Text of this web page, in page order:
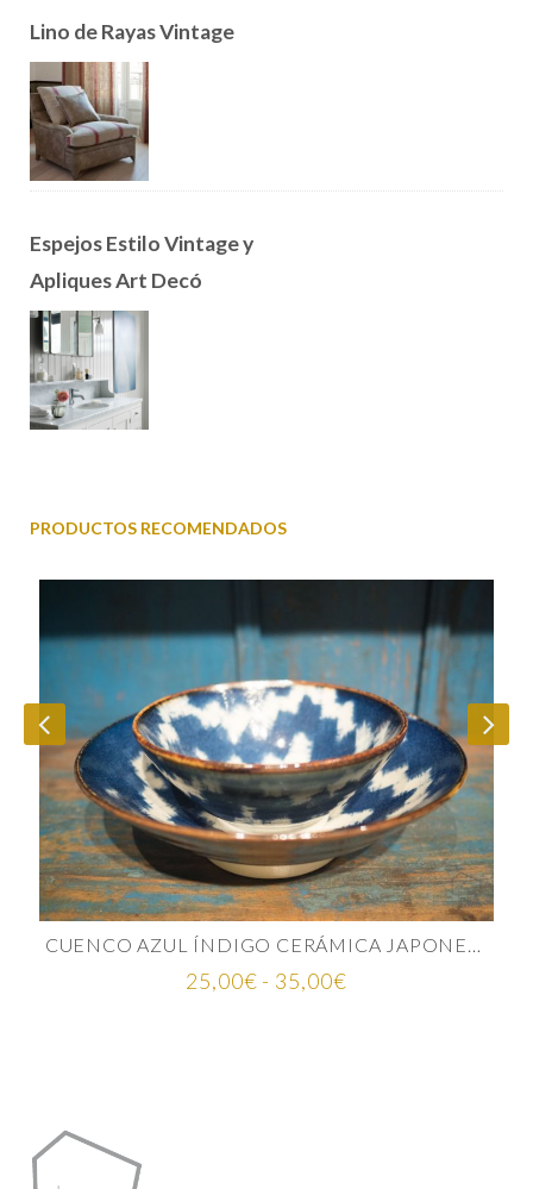
Lino de Rayas Vintage
Espejos Estilo Vintage y
Apliques Art Decó
PRODUCTOS RECOMENDADOS
25,00€ - 35,00€Rango